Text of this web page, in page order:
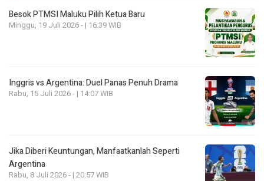
Besok PTMSI Maluku Pilih Ketua Baru
Minggu, 19 Juli 2026 - | 16:39 WIB
Inggris vs Argentina: Duel Panas Penuh Drama
Rabu, 15 Juli 2026 - | 14:07 WIB
Jika Diberi Keuntungan, Manfaatkanlah Seperti
Argentina
Rabu, 8 Juli 2026 - | 20:57 WIB